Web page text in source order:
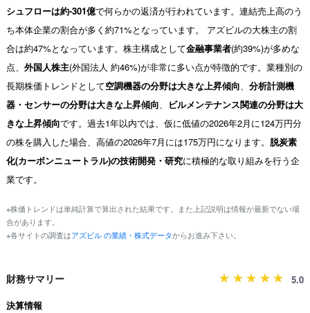
シュフローは約-301億で何らかの返済が行われています。連結売上高のう
ち本体企業の割合が多く約71%となっています。 アズビルの大株主の割
合は約47%となっています。株主構成として金融事業者(約39%)が多めな
点、 外国人株主(外国法人 約46%)が非常に多い点が特徴的です。業種別の
長期株価トレンドとして空調機器の分野は大きな上昇傾向、 分析計測機
器・センサーの分野は大きな上昇傾向、
ビルメンテナンス関連の分野は大
きな上昇傾向です。過去1年以内では、仮に低値の2026年2月に124万円分
の株を購入した場合、高値の2026年7月には175万円になります。 脱炭素
化(カーボンニュートラル)の技術開発・研究に積極的な取り組みを行う企
業です。
※株価トレンドは単純計算で算出された結果です。また上記説明は情報が最新でない場
合があります。
※各サイトの調査はアズビル の業績・株式データからお進み下さい。
財務サマリー
5.0
決算情報